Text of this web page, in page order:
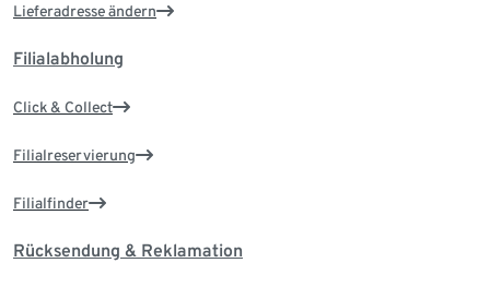
Lieferadresse ändern
Filialabholung
Click & Collect
Filialreservierung
Filialfinder
Rücksendung & Reklamation